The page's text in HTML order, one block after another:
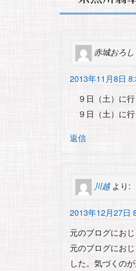
赤城おろし
2013年11月8日
９日（土）に
９日（土）に
返信
川越 より:
2013年12月27日
元のブログにお
元のブログにお
した。気づくの